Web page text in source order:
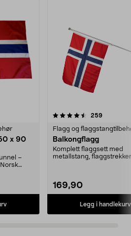
x 90
–
259
Flagg og
Balkongflagg
Komplett flaggsett med
metallstang,
169,90
Legg i handlekurv
4.5 av 5 stjerner